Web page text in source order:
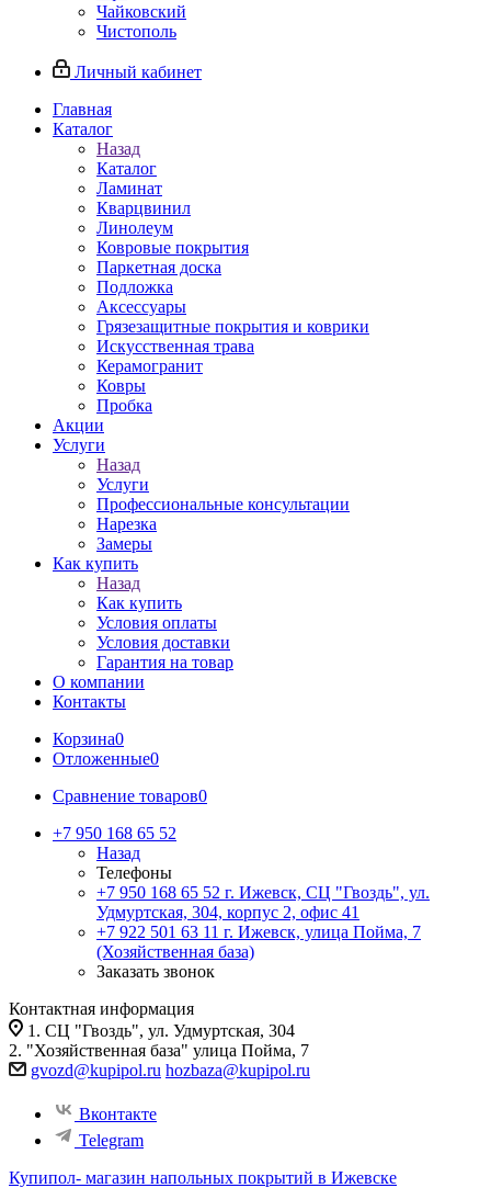
Чайковский
Чистополь
Личный кабинет
Главная
Каталог
Назад
Каталог
Ламинат
Кварцвинил
Линолеум
Ковровые покрытия
Паркетная доска
Подложка
Аксессуары
Грязезащитные покрытия и коврики
Искусственная трава
Керамогранит
Ковры
Пробка
Акции
Услуги
Назад
Услуги
Профессиональные консультации
Нарезка
Замеры
Как купить
Назад
Как купить
Условия оплаты
Условия доставки
Гарантия на товар
О компании
Контакты
Корзина0
Отложенные0
Сравнение товаров0
+7 950 168 65 52
Назад
Телефоны
+7 950 168 65 52 г. Ижевск, СЦ "Гвоздь", ул.
Удмуртская, 304, корпус 2, офис 41
+7 922 501 63 11 г. Ижевск, улица Пойма, 7
(Хозяйственная база)
Заказать звонок
Контактная информация
1. СЦ "Гвоздь", ул. Удмуртская, 304
2. "Хозяйственная база" улица Пойма, 7
gvozd@kupipol.ru hozbaza@kupipol.ru
Вконтакте
Telegram
Купипол- магазин напольных покрытий в Ижевске